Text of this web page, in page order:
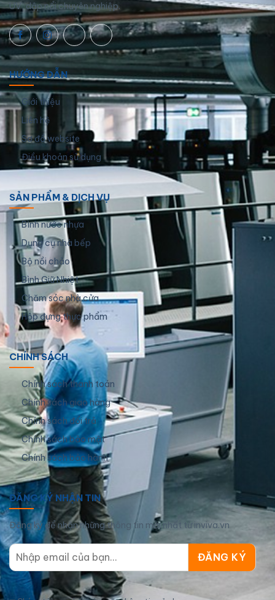
UV, dập nổi chuyên nghiệp.
HƯỚNG DẪN
Giới thiệu
Liên hệ
Sơ đồ website
Điều khoản sử dụng
SẢN PHẨM & DỊCH VỤ
Bình nước nhựa
Dụng cụ nhà bếp
Bộ nồi chảo
Bình Giữ Nhiệt
Chăm sóc nhà cửa
Hộp đựng thực phẩm
CHÍNH SÁCH
Chính sách thanh toán
Chính sách giao hàng
Chính sách đổi trả
Chính sách bảo mật
Chính sách bảo hành
ĐĂNG KÝ NHẬN TIN
Đăng ký để nhận những thông tin mới nhất từ inviva.vn